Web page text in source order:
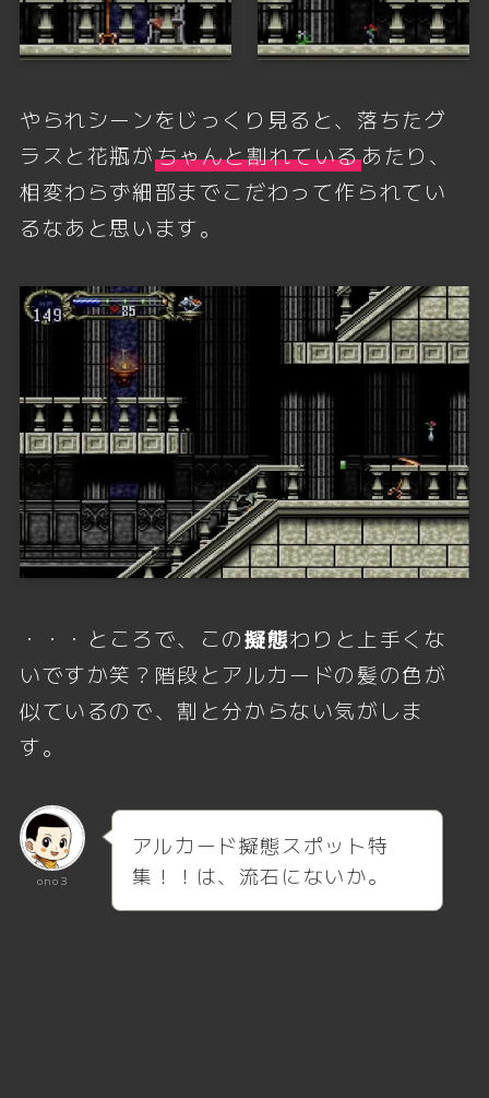
やられシーンをじっくり見ると、落ちたグ
ラスと花瓶がちゃんと割れているあたり、
相変わらず細部までこだわって作られてい
るなあと思います。
・・・ところで、この擬態わりと上手くな
いですか笑？階段とアルカードの髪の色が
似ているので、割と分からない気がしま
す。
ono3
アルカード擬態スポット特
集！！は、流石にないか。